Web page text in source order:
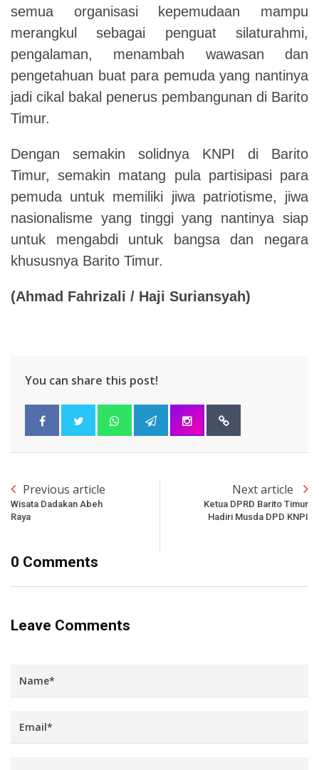
semua organisasi kepemudaan mampu
merangkul sebagai penguat silaturahmi,
pengalaman, menambah wawasan dan
pengetahuan buat para pemuda yang nantinya
jadi cikal bakal penerus pembangunan di Barito
Timur.
Dengan semakin solidnya KNPI di Barito
Timur, semakin matang pula partisipasi para
pemuda untuk memiliki jiwa patriotisme, jiwa
nasionalisme yang tinggi yang nantinya siap
untuk mengabdi untuk bangsa dan negara
khususnya Barito Timur.
(Ahmad Fahrizali / Haji Suriansyah)
You can share this post!
Previous article
Wisata Dadakan Abeh
Raya
Next article
Ketua DPRD Barito Timur
Hadiri Musda DPD KNPI
0 Comments
Leave Comments